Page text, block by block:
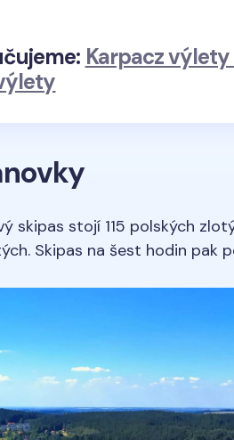
Karpacz
skipas stojí 115 polských
Skipas na šest hodin pak